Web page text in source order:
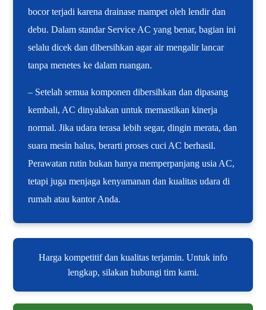
bocor terjadi karena drainase mampet oleh lendir dan
debu. Dalam standar Service AC yang benar, bagian ini
selalu dicek dan dibersihkan agar air mengalir lancar
tanpa menetes ke dalam ruangan.
– Setelah semua komponen dibersihkan dan dipasang
kembali, AC dinyalakan untuk memastikan kinerja
normal. Jika udara terasa lebih segar, dingin merata, dan
suara mesin halus, berarti proses cuci AC berhasil.
Perawatan rutin bukan hanya memperpanjang usia AC,
tetapi juga menjaga kenyamanan dan kualitas udara di
rumah atau kantor Anda.
Harga kompetitif dan kualitas terjamin. Untuk info
lengkap, silakan hubungi tim kami.